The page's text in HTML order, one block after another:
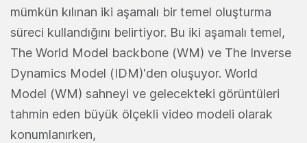
mümkün kılınan iki aşamalı bir temel oluşturma
süreci kullandığını belirtiyor. Bu iki aşamalı temel,
The World Model backbone (WM) ve The Inverse
Dynamics Model (IDM)'den oluşuyor. World
Model (WM) sahneyi ve gelecekteki görüntüleri
tahmin eden büyük ölçekli video modeli olarak
konumlanırken,